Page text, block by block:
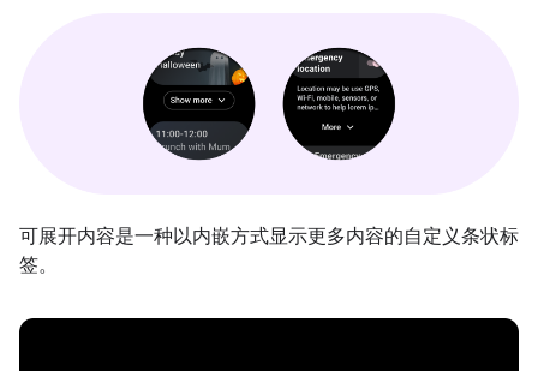
可展开内容是一种以内嵌方式显示更多内容的自定义条状标
签。